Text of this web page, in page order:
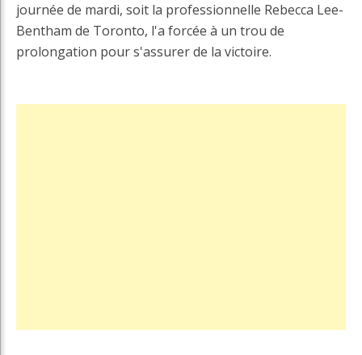
journée de mardi, soit la professionnelle Rebecca Lee-
Bentham de Toronto, l'a forcée à un trou de
prolongation pour s'assurer de la victoire.